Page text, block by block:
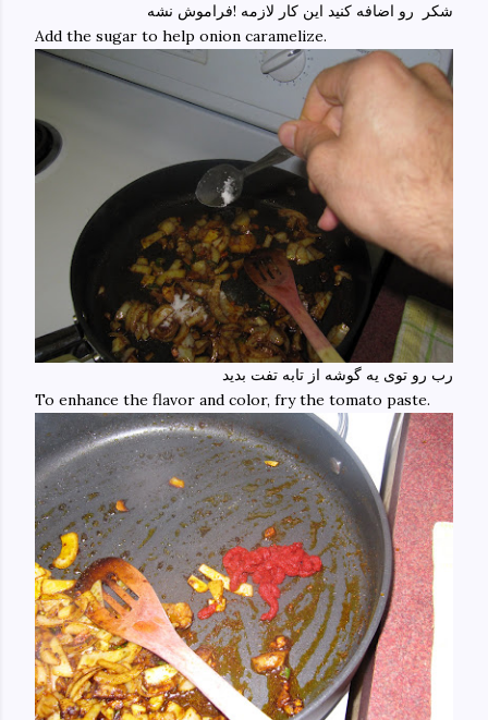
شکر رو اضافه کنید این کار لازمه !فراموش نشه
Add the sugar to help onion caramelize.
رب رو توی یه گوشه از تابه تفت بدید
To enhance the flavor and color, fry the tomato paste.